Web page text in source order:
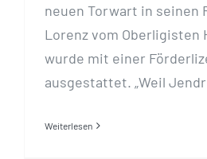
neuen Torwart in seinen
Lorenz vom Oberligisten
wurde mit einer
ausgestattet. „Weil
Weiterlesen